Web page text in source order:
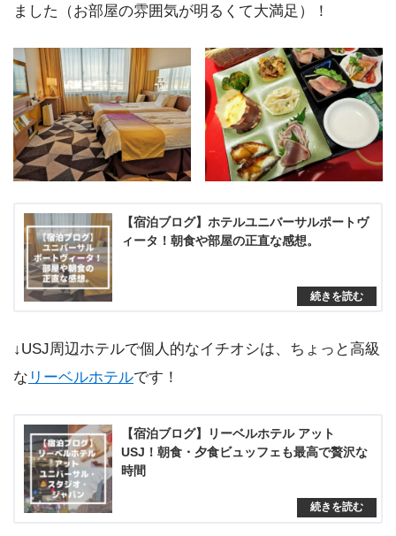
ました（お部屋の雰囲気が明るくて大満足）！
【宿泊ブログ】ホテルユニバーサルポートヴ
ィータ！朝食や部屋の正直な感想。
↓USJ周辺ホテルで個人的なイチオシは、ちょっと高級
な リーベルホテルです！
【宿泊ブログ】リーベルホテル アット
USJ！朝食・夕食ビュッフェも最高で贅沢な
時間